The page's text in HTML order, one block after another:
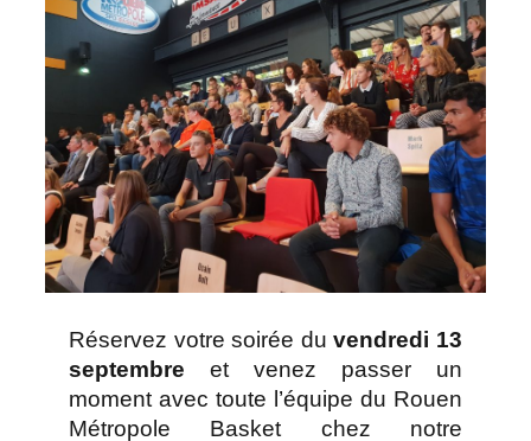
Réservez votre soirée duvendredi 13
septembre et venez passer un
moment avec toute l’équipe du Rouen
Métropole Basket chez notre